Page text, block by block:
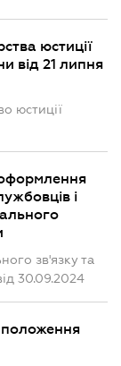
юстиції
від 21 липня
юстиції
і
зв'язку та
30.09.2024